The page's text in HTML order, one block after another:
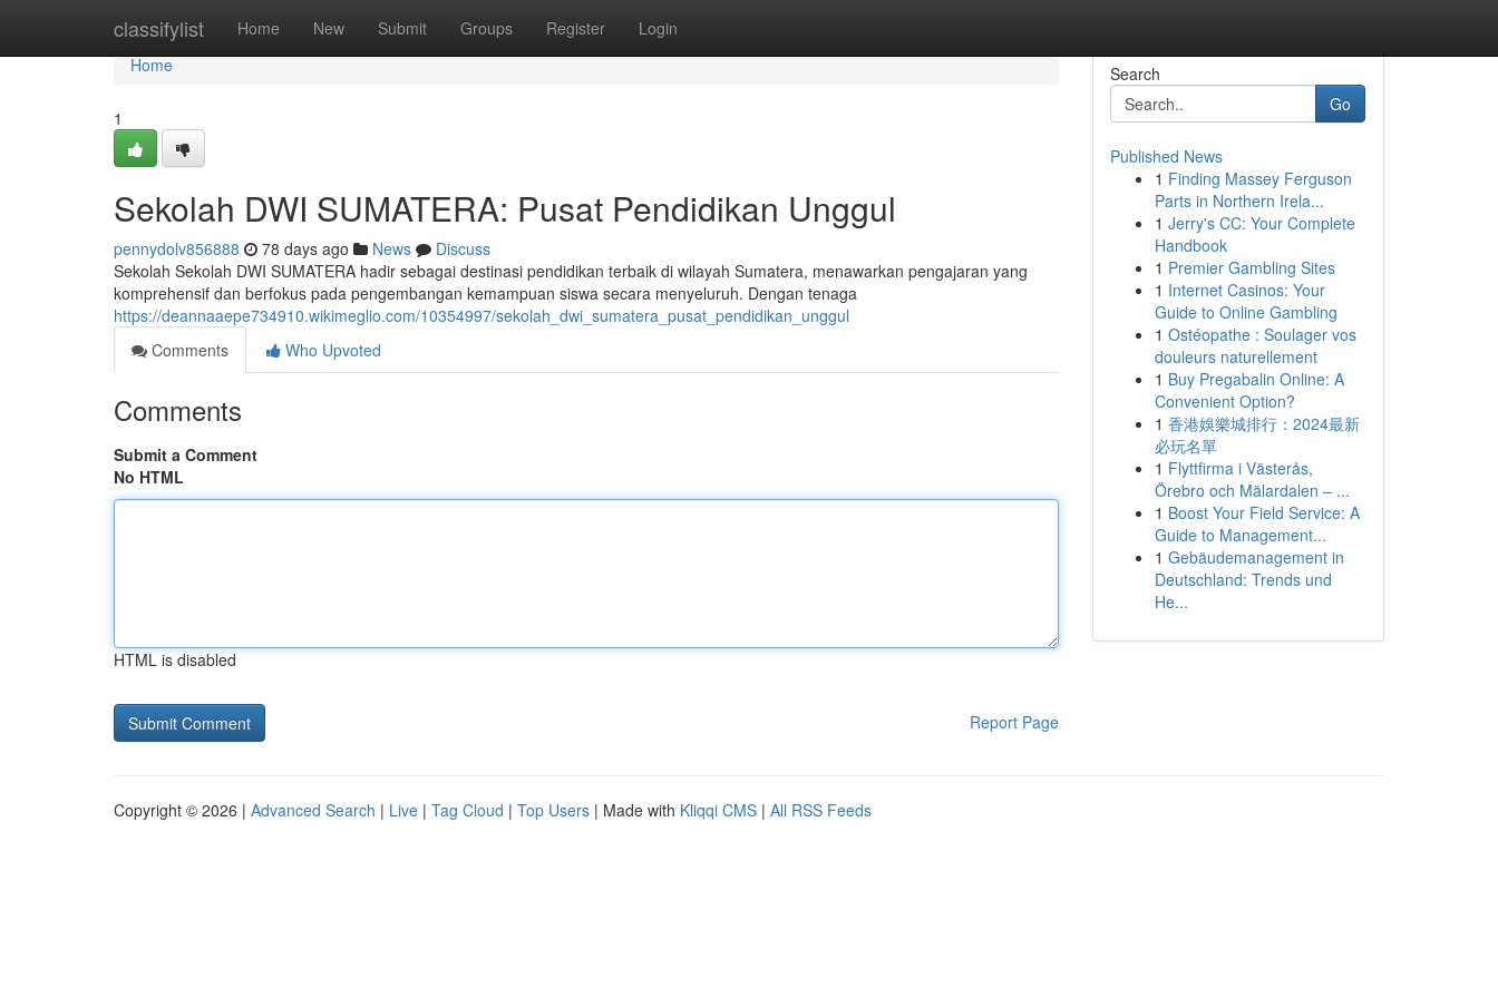
classifylist Home New Submit Groups Register Login
Home
Home
1
Sekolah DWI SUMATERA: Pusat Pendidikan Unggul
pennydolv856888 78 days ago News
Discuss
Sekolah Sekolah DWI SUMATERA hadir sebagai destinasi pendidikan terbaik di wilayah Sumatera, menawarkan pengajaran yang
komprehensif dan berfokus pada pengembangan kemampuan siswa secara menyeluruh. Dengan tenaga
https://deannaaepe734910.wikimeglio.com/10354997/sekolah_dwi_sumatera_pusat_pendidikan_unggul
Comments
Who Upvoted
Comments
Submit a Comment
No HTML
HTML is disabled
Report Page
Search
Go
Published News
1 Finding Massey Ferguson
Parts in Northern Irela...
1 Jerry's CC: Your Complete
Handbook
1 Premier Gambling Sites
1 Internet Casinos: Your
Guide to Online Gambling
1 Ostéopathe : Soulager vos
douleurs naturellement
1 Buy Pregabalin Online: A
Convenient Option?
1 香港娛樂城排行：2024最新
必玩名單
1 Flyttfirma i Västerås,
Örebro och Mälardalen – ...
1 Boost Your Field Service: A
Guide to Management...
1 Gebäudemanagement in
Deutschland: Trends und
He...
Copyright © 2026 | Advanced Search | Live | Tag Cloud | Top Users | Made with Kliqqi CMS | All RSS Feeds